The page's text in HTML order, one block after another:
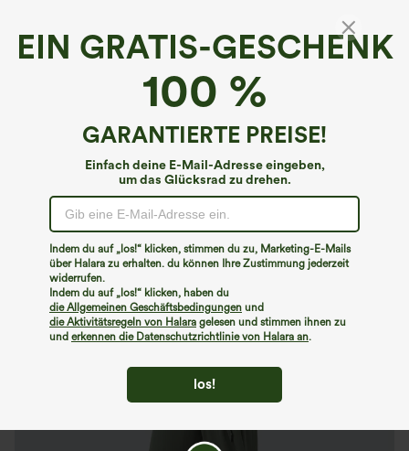
EIN GRATIS-GESCHENK
100 %
GARANTIERTE PREISE!
Einfach deine E-Mail-Adresse eingeben,
um das Glücksrad zu drehen.
Indem du auf „los!“ klicken, stimmen du zu, Marketing-E-Mails
über Halara zu erhalten. du können Ihre Zustimmung jederzeit
widerrufen.
Indem du auf „los!“ klicken, haben du
die Allgemeinen Geschäftsbedingungen und
die Aktivitätsregeln von Halara gelesen und stimmen ihnen zu
und erkennen die Datenschutzrichtlinie von Halara an.
los!
Rückenfreier, plissierter Resort-Overall mit
weitem Bein und Gürtel und Seitentaschen
€40,95 EUR